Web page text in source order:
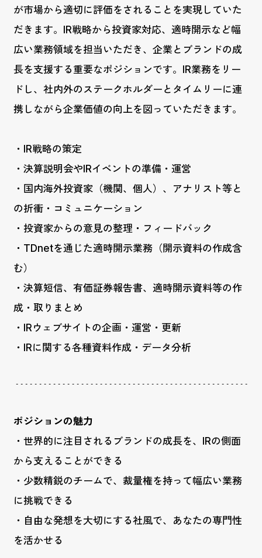
が市場から適切に評価をされることを実現していた
だきます。IR戦略から投資家対応、適時開示など幅
広い業務領域を担当いただき、企業とブランドの成
長を支援する重要なポジションです。IR業務をリー
ドし、社内外のステークホルダーとタイムリーに連
携しながら企業価値の向上を図っていただきます。
・IR戦略の策定
・決算説明会やIRイベントの準備・運営
・国内海外投資家（機関、個人）、アナリスト等と
の折衝・コミュニケーション
・投資家からの意見の整理・フィードバック
・TDnetを通じた適時開示業務（開示資料の作成含
む）
・決算短信、有価証券報告書、適時開示資料等の作
成・取りまとめ
・IRウェブサイトの企画・運営・更新
・IRに関する各種資料作成・データ分析
ポジションの魅力
・世界的に注目されるブランドの成長を、IRの側面
から支えることができる
・少数精鋭のチームで、裁量権を持って幅広い業務
に挑戦できる
・自由な発想を大切にする社風で、あなたの専門性
を活かせる